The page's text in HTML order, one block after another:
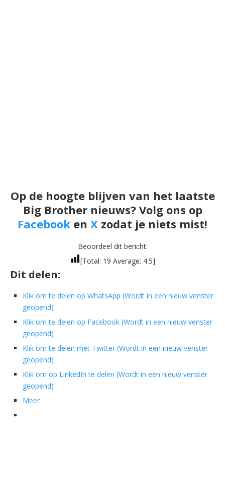
Op de hoogte blijven van het laatste
Big Brother nieuws? Volg ons op
Facebook en X zodat je niets mist!
Beoordeel dit bericht:
[Total: 19 Average: 4.5]
Dit delen:
Klik om te delen op WhatsApp (Wordt in een nieuw venster
geopend)
Klik om te delen op Facebook (Wordt in een nieuw venster
geopend)
Klik om te delen met Twitter (Wordt in een nieuw venster
geopend)
Klik om op LinkedIn te delen (Wordt in een nieuw venster
geopend)
Meer